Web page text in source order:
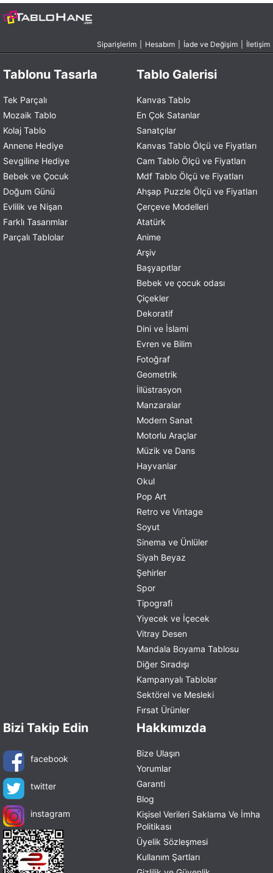
Siparişlerim Hesabım İade ve Değişim İletişim
Tablonu Tasarla
Tek Parçalı
Mozaik Tablo
Kolaj Tablo
Annene Hediye
Sevgiline Hediye
Bebek ve Çocuk
Doğum Günü
Evlilik ve Nişan
Farklı Tasarımlar
Parçalı Tablolar
Tablo Galerisi
Kanvas Tablo
En Çok Satanlar
Sanatçılar
Kanvas Tablo Ölçü ve Fiyatları
Cam Tablo Ölçü ve Fiyatları
Mdf Tablo Ölçü ve Fiyatları
Ahşap Puzzle Ölçü ve Fiyatları
Çerçeve Modelleri
Atatürk
Anime
Arşiv
Başyapıtlar
Bebek ve çocuk odası
Çiçekler
Dekoratif
Dini ve İslami
Evren ve Bilim
Fotoğraf
Geometrik
İllüstrasyon
Manzaralar
Modern Sanat
Motorlu Araçlar
Müzik ve Dans
Hayvanlar
Okul
Pop Art
Retro ve Vintage
Soyut
Sinema ve Ünlüler
Siyah Beyaz
Şehirler
Spor
Tipografi
Yiyecek ve İçecek
Vitray Desen
Mandala Boyama Tablosu
Diğer Sıradışı
Kampanyalı Tablolar
Sektörel ve Mesleki
Fırsat Ürünler
Bizi Takip Edin
facebook
twitter
instagram
Hakkımızda
Bize Ulaşın
Yorumlar
Garanti
Blog
Kişisel Verileri Saklama Ve İmha
Politikası
Üyelik Sözleşmesi
Kullanım Şartları